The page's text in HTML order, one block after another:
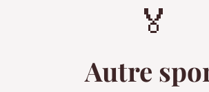
🏅
Autre